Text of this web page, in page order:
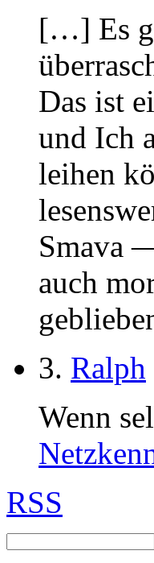
[…] Es
Das ist
und Ich
leihen
Smava
auch
3. Ralph
Wenn
RSS